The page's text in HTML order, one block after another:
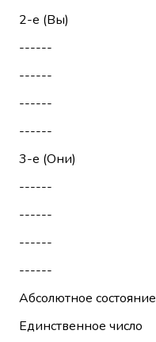
2-е (Вы)
------
------
------
------
3-е (Они)
------
------
------
------
Абсолютное состояние
Единственное число